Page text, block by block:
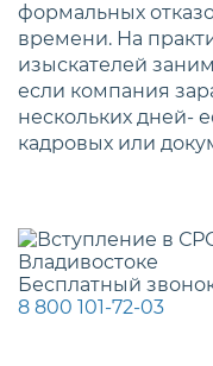
Бесплатный
8 800 101-72-03
формальных
времени. На
изыскателей
если компания
нескольких дней-
кадровых или